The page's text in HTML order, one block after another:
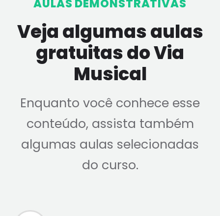
AULAS DEMONSTRATIVAS
Veja algumas aulas
gratuitas do Via
Musical
Enquanto você conhece esse
conteúdo, assista também
algumas aulas selecionadas
do curso.